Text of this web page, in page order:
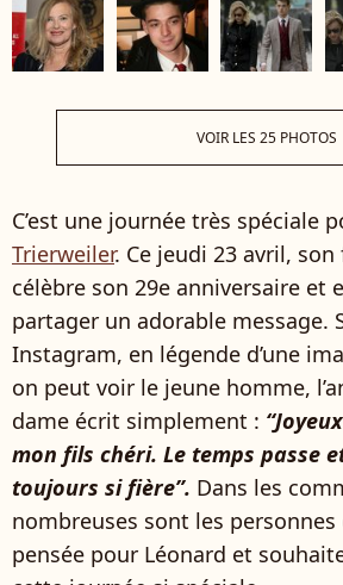
VOIR LES 25 PHOTOS
C’est une journée très spéciale
Trierweiler. Ce jeudi 23 avril,
célèbre son 29e anniversaire et
partager un adorable message.
Instagram, en légende d’une
on peut voir le jeune homme,
dame écrit simplement :
mon fils chéri. Le temps passe
toujours si fière”. Dans les
nombreuses sont les
pensée pour Léonard et